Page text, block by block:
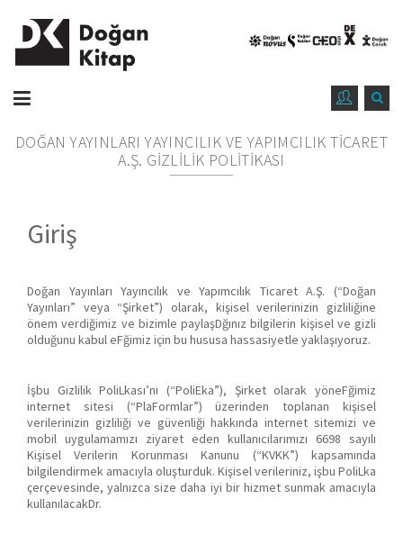
DOĞAN YAYINLARI YAYINCILIK VE YAPIMCILIK TİCARET
A.Ş. GİZLİLİK POLİTİKASI
Giriş
Doğan Yayınları Yayıncılık ve Yapımcılık Ticaret A.Ş. (“Doğan
Yayınları” veya “Şirket”) olarak, kişisel verilerinizin gizliliğine
önem verdiğimiz ve bizimle paylaşDğınız bilgilerin kişisel ve gizli
olduğunu kabul eFğimiz için bu hususa hassasiyetle yaklaşıyoruz.
İşbu Gizlilik PoliLkası’nı (“PoliEka”), Şirket olarak yöneFğimiz
internet sitesi (“PlaFormlar”) üzerinden toplanan kişisel
verilerinizin gizliliği ve güvenliği hakkında internet sitemizi ve
mobil uygulamamızı ziyaret eden kullanıcılarımızı 6698 sayılı
Kişisel Verilerin Korunması Kanunu (“KVKK”) kapsamında
bilgilendirmek amacıyla oluşturduk. Kişisel verileriniz, işbu PoliLka
çerçevesinde, yalnızca size daha iyi bir hizmet sunmak amacıyla
kullanılacakDr.